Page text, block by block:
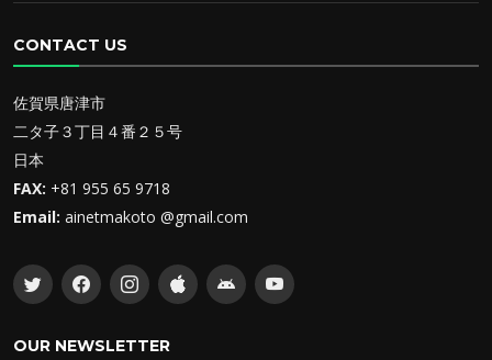
CONTACT US
佐賀県唐津市
二タ子３丁目４番２５号
日本
FAX: +81 955 65 9718
Email: ainetmakoto @gmail.com
OUR NEWSLETTER